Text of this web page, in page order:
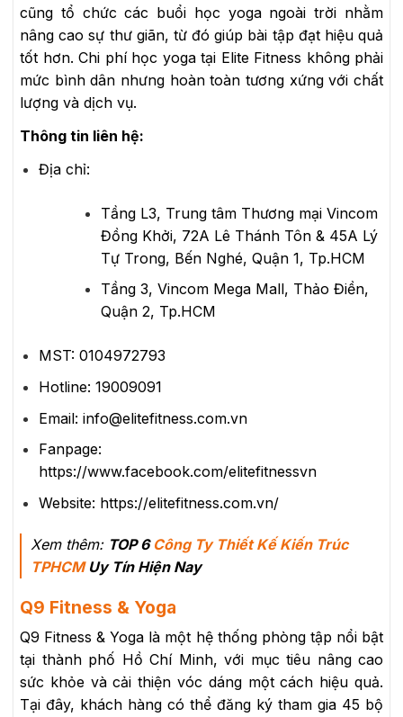
cũng tổ chức các buổi học yoga ngoài trời nhằm
nâng cao sự thư giãn, từ đó giúp bài tập đạt hiệu quả
tốt hơn. Chi phí học yoga tại Elite Fitness không phải
mức bình dân nhưng hoàn toàn tương xứng với chất
lượng và dịch vụ.
Thông tin liên hệ:
Địa chỉ:
Tầng L3, Trung tâm Thương mại Vincom
Đồng Khởi, 72A Lê Thánh Tôn & 45A Lý
Tự Trong, Bến Nghé, Quận 1, Tp.HCM
Tầng 3, Vincom Mega Mall, Thảo Điền,
Quận 2, Tp.HCM
MST: 0104972793
Hotline: 19009091
Email: info@elitefitness.com.vn
Fanpage:
https://www.facebook.com/elitefitnessvn
Website: https://elitefitness.com.vn/
Xem thêm: TOP 6 Công Ty Thiết Kế Kiến Trúc
TPHCMUy Tín Hiện Nay
Q9 Fitness & Yoga
Q9 Fitness & Yoga là một hệ thống phòng tập nổi bật
tại thành phố Hồ Chí Minh, với mục tiêu nâng cao
sức khỏe và cải thiện vóc dáng một cách hiệu quả.
Tại đây, khách hàng có thể đăng ký tham gia 45 bộ